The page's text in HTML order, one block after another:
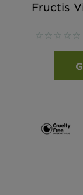
Fructis
No reviews